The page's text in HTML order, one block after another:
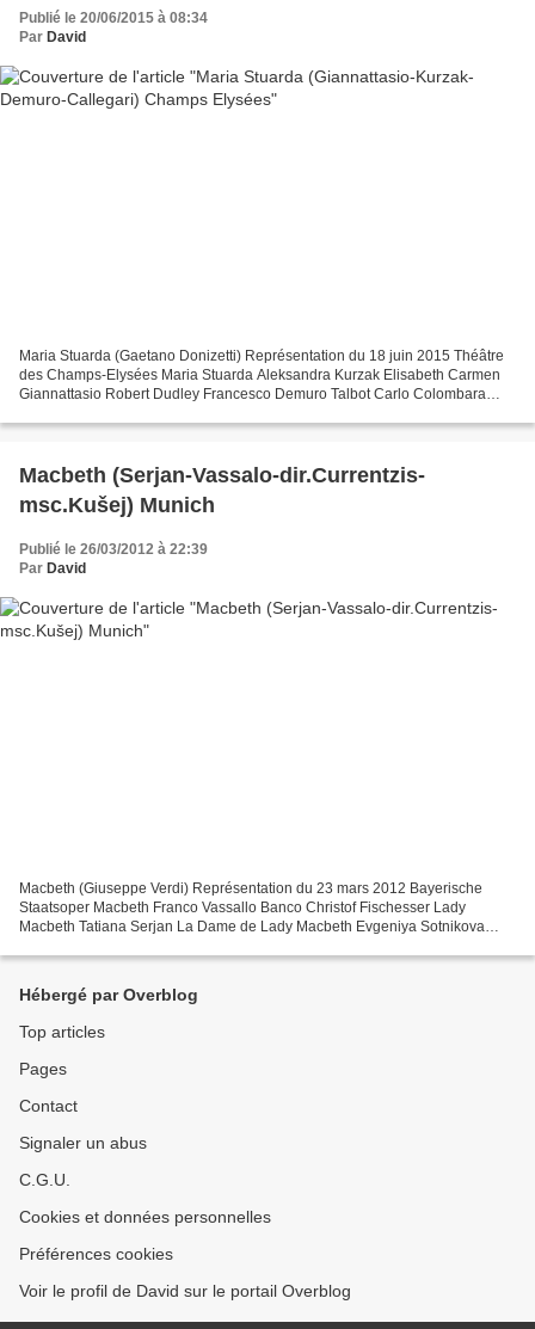
Publié le 20/06/2015 à 08:34
Par David
Maria Stuarda (Gaetano Donizetti) Représentation du 18 juin 2015 Théâtre
des Champs-Elysées Maria Stuarda Aleksandra Kurzak Elisabeth Carmen
Giannattasio Robert Dudley Francesco Demuro Talbot Carlo Colombara
Macbeth (Serjan-Vassalo-dir.Currentzis-
msc.Kušej) Munich
Publié le 26/03/2012 à 22:39
Par David
Macbeth (Giuseppe Verdi) Représentation du 23 mars 2012 Bayerische
Staatsoper Macbeth Franco Vassallo Banco Christof Fischesser Lady
Macbeth Tatiana Serjan La Dame de Lady Macbeth Evgeniya Sotnikova
Hébergé par Overblog
Top articles
Pages
Contact
Signaler un abus
C.G.U.
Cookies et données personnelles
Préférences cookies
Voir le profil de David sur le portail Overblog